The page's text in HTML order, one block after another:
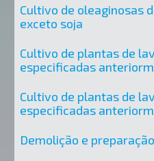
Cultivo de oleaginosas
exceto soja
Cultivo de plantas de
especificadas
Cultivo de plantas de
especificadas
Demolição e